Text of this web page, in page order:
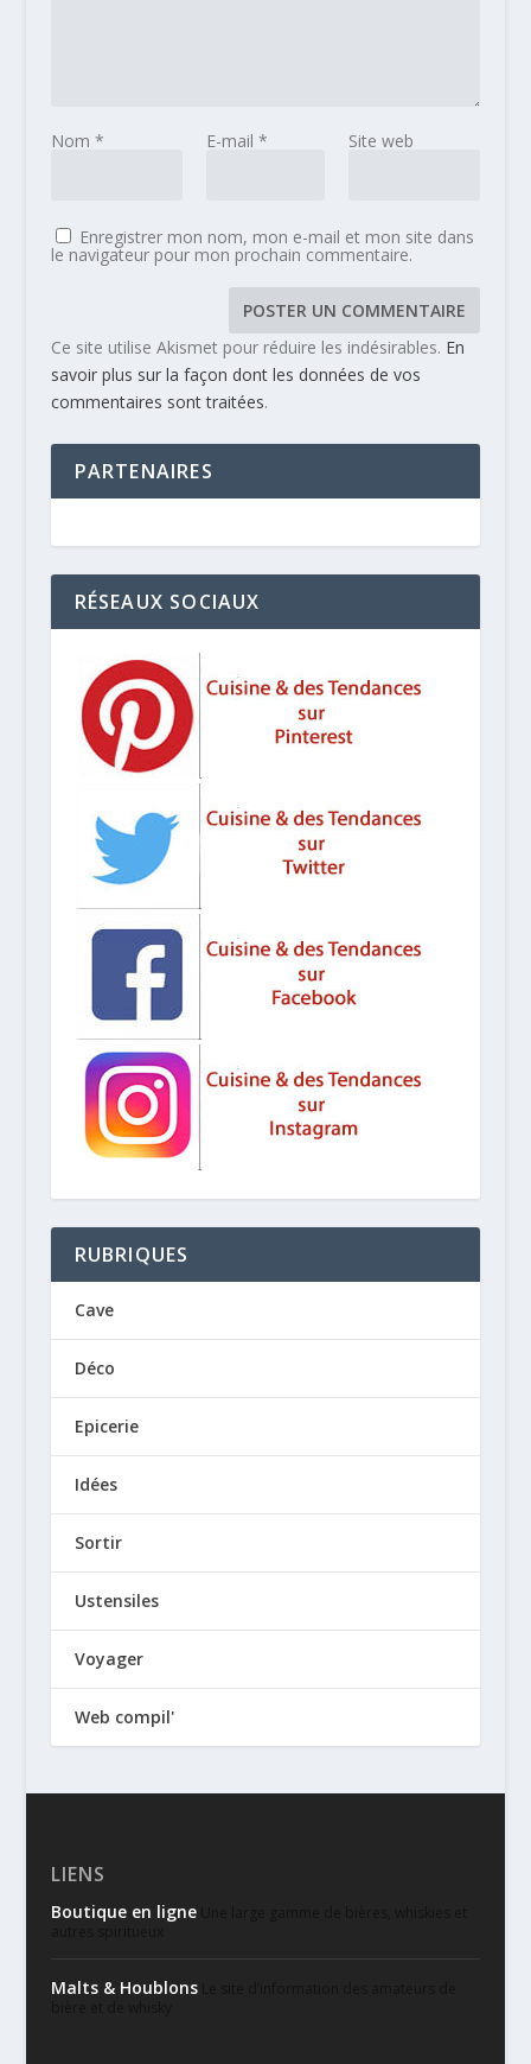
Nom * E-mail * Site web
Enregistrer mon nom, mon e-mail et mon site dans
le navigateur pour mon prochain commentaire.
Ce site utilise Akismet pour réduire les indésirables. En
savoir plus sur la façon dont les données de vos
commentaires sont traitées.
PARTENAIRES
RÉSEAUX SOCIAUX
RUBRIQUES
Cave
Déco
Epicerie
Idées
Sortir
Ustensiles
Voyager
Web compil'
LIENS
Boutique en ligneUne large gamme de bières, whiskies et
Malts & HoublonsLe site d’information des amateurs de